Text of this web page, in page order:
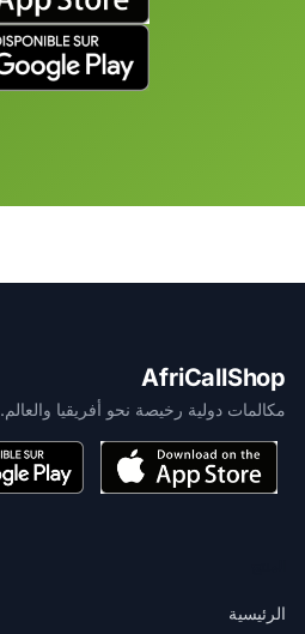
AfriCallShop
مكالمات دولية رخيصة نحو أفريقيا والعالم.
الرئيسية